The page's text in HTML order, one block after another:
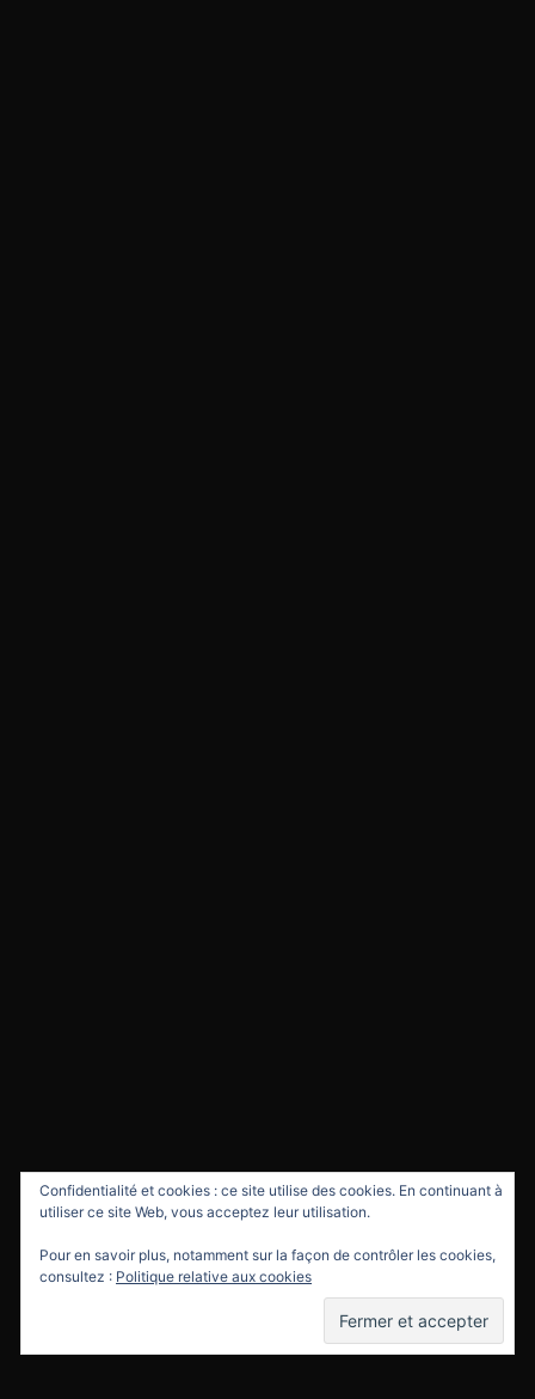
Confidentialité et cookies : ce site utilise des cookies. En continuant à
utiliser ce site Web, vous acceptez leur utilisation.
Pour en savoir plus, notamment sur la façon de contrôler les cookies,
consultez : Politique relative aux cookies